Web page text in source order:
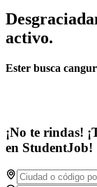
activo.
Ester busca
¡No te rindas!
en StudentJob!